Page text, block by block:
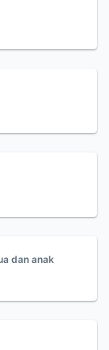
dan anak